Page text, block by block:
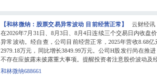
【和林微纳：股票交易异常波动 目前经营正常】
云财经讯
在2026年7月31日、8月3日、8月4日连续三个交易日内收盘
异常波动。经自查，公司目前经营正常，2025年营收8.68亿
2979.18万元，同比增长3849.99万元。公司H股发行尚在推
不存在应披露未披露重大事项。提醒投资者注意股价波动及
和林微纳688661